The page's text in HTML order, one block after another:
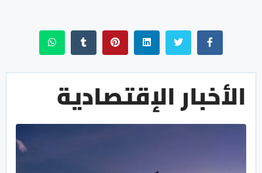
الأخبار الإقتصادية